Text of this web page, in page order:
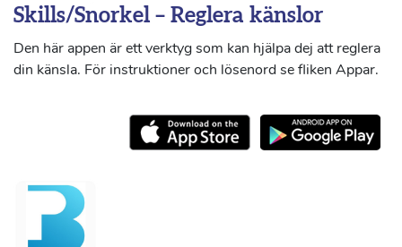
Skills/Snorkel – Reglera känslor
Den här appen är ett verktyg som kan hjälpa dej att reglera
din känsla. För instruktioner och lösenord se fliken Appar.